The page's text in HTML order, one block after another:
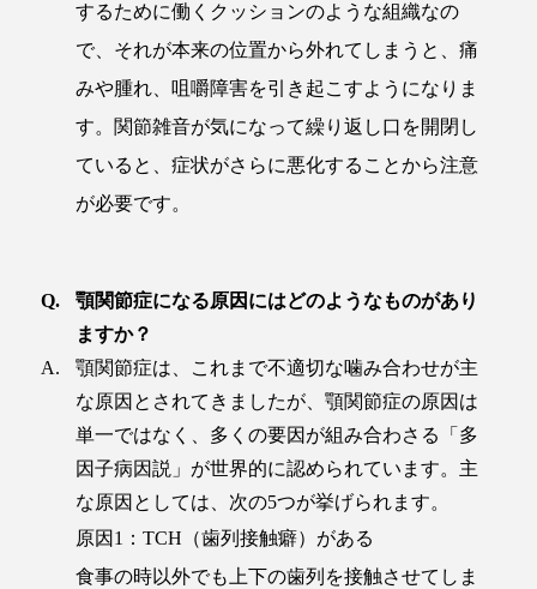
するために働くクッションのような組織なの
で、それが本来の位置から外れてしまうと、痛
みや腫れ、咀嚼障害を引き起こすようになりま
す。関節雑音が気になって繰り返し口を開閉し
ていると、症状がさらに悪化することから注意
が必要です。
顎関節症になる原因にはどのようなものがあり
ますか？
顎関節症は、これまで不適切な噛み合わせが主
な原因とされてきましたが、顎関節症の原因は
単一ではなく、多くの要因が組み合わさる「多
因子病因説」が世界的に認められています。主
な原因としては、次の5つが挙げられます。
原因1：TCH（歯列接触癖）がある
食事の時以外でも上下の歯列を接触させてしま